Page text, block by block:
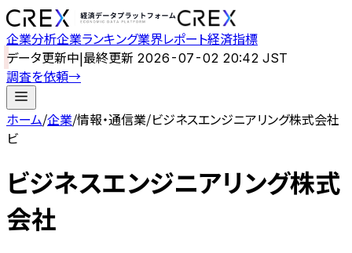
企業分析企業ランキング業界レポート経済指標
データ更新中|最終更新 2026-07-02 20:42 JST
調査を依頼→
ホーム/企業/情報・通信業/ビジネスエンジニアリング株式会社
ビ
ビジネスエンジニアリング株式
会社